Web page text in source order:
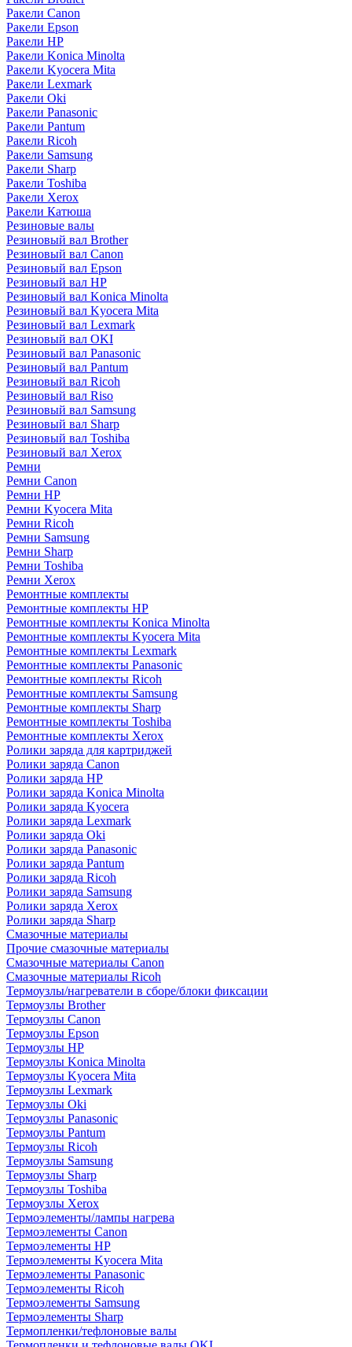
Ракели Canon
Ракели Epson
Ракели HP
Ракели Konica Minolta
Ракели Kyocera Mita
Ракели Lexmark
Ракели Oki
Ракели Panasonic
Ракели Pantum
Ракели Ricoh
Ракели Samsung
Ракели Sharp
Ракели Toshiba
Ракели Xerox
Ракели Катюша
Резиновые валы
Резиновый вал Brother
Резиновый вал Canon
Резиновый вал Epson
Резиновый вал HP
Резиновый вал Konica Minolta
Резиновый вал Kyocera Mita
Резиновый вал Lexmark
Резиновый вал OKI
Резиновый вал Panasonic
Резиновый вал Pantum
Резиновый вал Ricoh
Резиновый вал Riso
Резиновый вал Samsung
Резиновый вал Sharp
Резиновый вал Toshiba
Резиновый вал Xerox
Ремни
Ремни Canon
Ремни HP
Ремни Kyocera Mita
Ремни Ricoh
Ремни Samsung
Ремни Sharp
Ремни Toshiba
Ремни Xerox
Ремонтные комплекты
Ремонтные комплекты HP
Ремонтные комплекты Konica Minolta
Ремонтные комплекты Kyocera Mita
Ремонтные комплекты Lexmark
Ремонтные комплекты Panasonic
Ремонтные комплекты Ricoh
Ремонтные комплекты Samsung
Ремонтные комплекты Sharp
Ремонтные комплекты Toshiba
Ремонтные комплекты Xerox
Ролики заряда для картриджей
Ролики заряда Canon
Ролики заряда HP
Ролики заряда Konica Minolta
Ролики заряда Kyocera
Ролики заряда Lexmark
Ролики заряда Oki
Ролики заряда Panasonic
Ролики заряда Pantum
Ролики заряда Ricoh
Ролики заряда Samsung
Ролики заряда Xerox
Ролики заряда Sharp
Смазочные материалы
Прочие смазочные материалы
Смазочные материалы Canon
Смазочные материалы Ricoh
Термоузлы/нагреватели в сборе/блоки фиксации
Термоузлы Brother
Термоузлы Canon
Термоузлы Epson
Термоузлы HP
Термоузлы Konica Minolta
Термоузлы Kyocera Mita
Термоузлы Lexmark
Термоузлы Oki
Термоузлы Panasonic
Термоузлы Pantum
Термоузлы Ricoh
Термоузлы Samsung
Термоузлы Sharp
Термоузлы Toshiba
Термоузлы Xerox
Термоэлементы/лампы нагрева
Термоэлементы Canon
Термоэлементы HP
Термоэлементы Kyocera Mita
Термоэлементы Panasonic
Термоэлементы Ricoh
Термоэлементы Samsung
Термоэлементы Sharp
Термопленки/тефлоновые валы